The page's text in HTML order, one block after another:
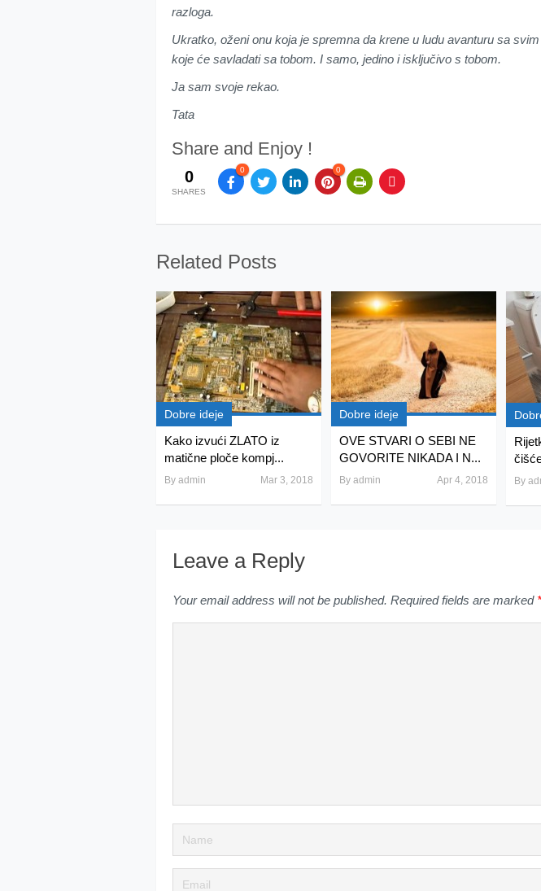
razloga.
Ukratko, oženi onu koja je spremna da krene u ludu avanturu sa
koje će savladati sa tobom. I samo, jedino i isključivo s tobom.
Ja sam svoje rekao.
Tata
Share and Enjoy !
0
SHARES
0 0
Related Posts
Dobre ideje
Kako izvući ZLATO iz
matične ploče kompj...
By admin Mar 3, 2018
Dobre ideje
OVE STVARI O SEBI NE
GOVORITE NIKADA I N...
By admin Apr 4, 2018 By
Leave a Reply
Your email address will not be published. Required fields are marked *